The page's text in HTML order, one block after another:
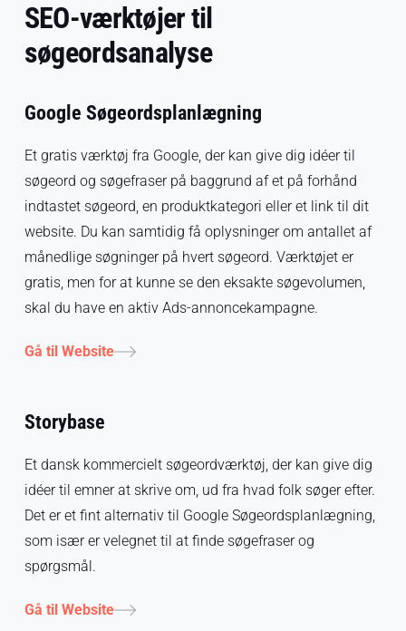
SEO-værktøjer til
søgeordsanalyse
Google Søgeordsplanlægning
Et gratis værktøj fra Google, der kan give dig idéer til
søgeord og søgefraser på baggrund af et på forhånd
indtastet søgeord, en produktkategori eller et link til dit
website. Du kan samtidig få oplysninger om antallet af
månedlige søgninger på hvert søgeord. Værktøjet er
gratis, men for at kunne se den eksakte søgevolumen,
skal du have en aktiv Ads-annoncekampagne.
Gå til Website
Storybase
Et dansk kommercielt søgeordværktøj, der kan give dig
idéer til emner at skrive om, ud fra hvad folk søger efter.
Det er et fint alternativ til Google Søgeordsplanlægning,
som især er velegnet til at finde søgefraser og
spørgsmål.
Gå til Website